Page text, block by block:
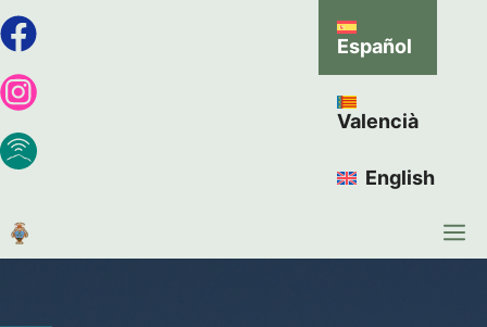
Español
Valencià
English